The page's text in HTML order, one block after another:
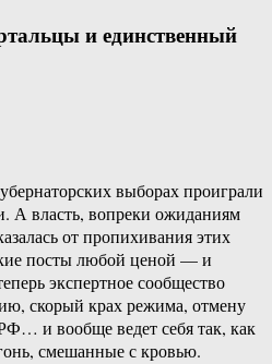
и единственный
выборах проиграли
А власть, вопреки ожиданиям
от пропихивания этих
посты любой ценой — и
экспертное сообщество
скорый крах режима, отмену
и вообще ведет себя так, как
смешанные с кровью.